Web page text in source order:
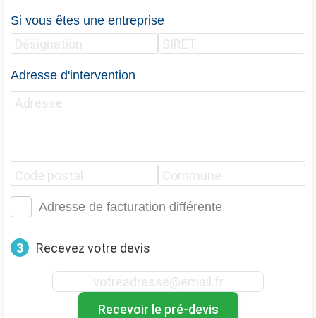
Si vous êtes une entreprise
Adresse d'intervention
Adresse de facturation différente
3 Recevez votre devis
Recevoir le pré-devis